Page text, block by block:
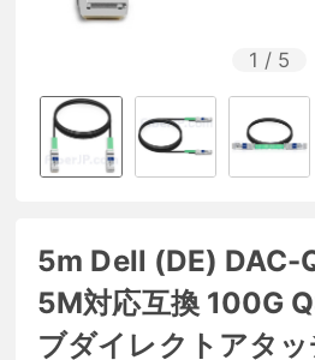
1 / 5
5m Dell (DE)
5M対応互換 100G
ブダイレクトアタ